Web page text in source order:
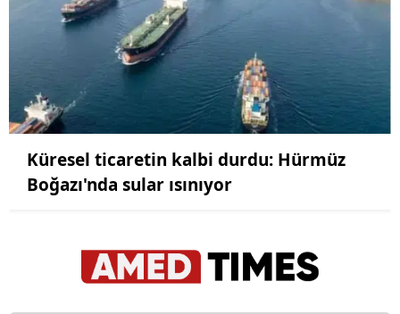
Küresel ticaretin kalbi durdu: Hürmüz
Boğazı'nda sular ısınıyor